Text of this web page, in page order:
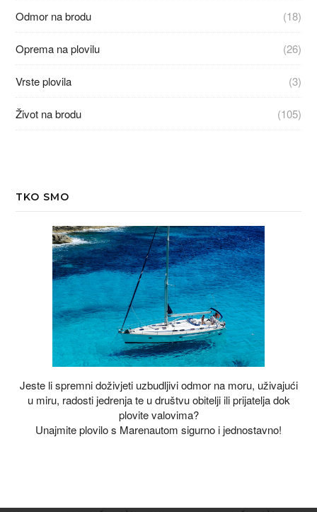
Odmor na brodu (18)
Oprema na plovilu (26)
Vrste plovila (3)
Život na brodu (105)
TKO SMO
Jeste li spremni doživjeti uzbudljivi odmor na moru, uživajući
u miru, radosti jedrenja te u društvu obitelji ili prijatelja dok
plovite valovima?
Unajmite plovilo s Marenautom sigurno i jednostavno!